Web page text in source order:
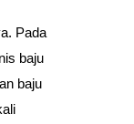
Pada
baju
baju